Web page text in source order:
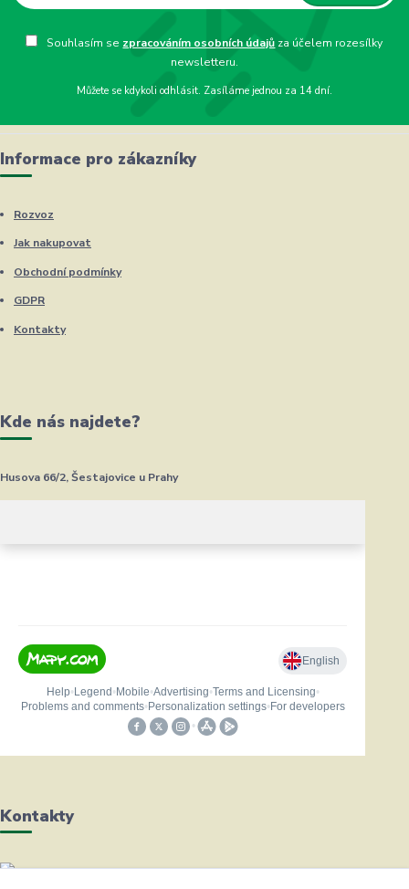
Souhlasím se zpracováním osobních údajů za účelem rozesílky
newsletteru.
Můžete se kdykoli odhlásit. Zasíláme jednou za 14 dní.
Informace pro zákazníky
Rozvoz
Jak nakupovat
Obchodní podmínky
GDPR
Kontakty
Kde nás najdete?
Husova 66/2, Šestajovice u Prahy
Kontakty